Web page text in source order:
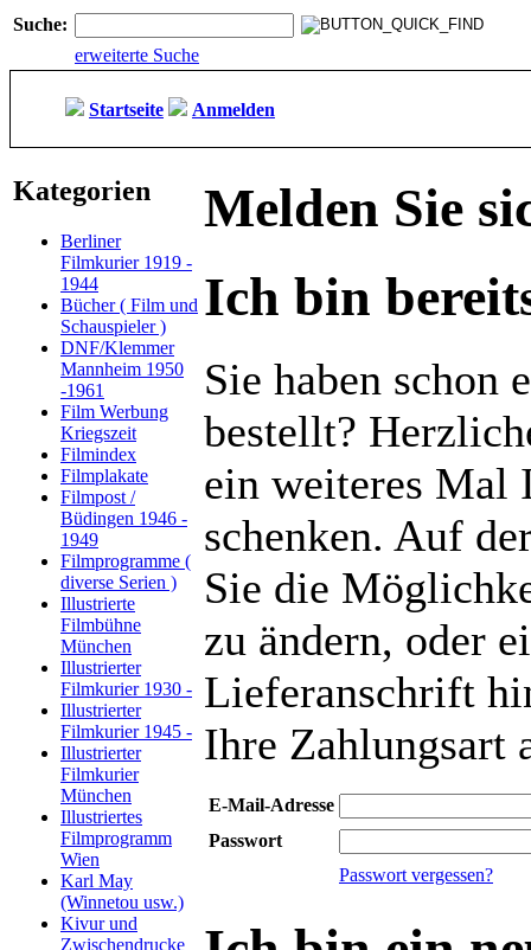
Suche:
erweiterte Suche
Startseite Anmelden
Kategorien
Berliner
Filmkurier 1919 -
1944
Bücher ( Film und
Schauspieler )
DNF/Klemmer
Mannheim 1950
-1961
Film Werbung
Kriegszeit
Filmindex
Filmplakate
Filmpost /
Büdingen 1946 -
1949
Filmprogramme (
diverse Serien )
Illustrierte
Filmbühne
München
Illustrierter
Filmkurier 1930 -
Illustrierter
Filmkurier 1945 -
Illustrierter
Filmkurier
München
Illustriertes
Filmprogramm
Wien
Karl May
(Winnetou usw.)
Kivur und
Zwischendrucke
Melden Sie
Ich bin
Sie haben schon
bestellt?
ein weiteres Mal
schenken. Auf
Sie die
zu ändern, oder
Lieferanschrift
Ihre Zahlungsart
E-Mail-Adresse
Passwort
Passwort vergessen?